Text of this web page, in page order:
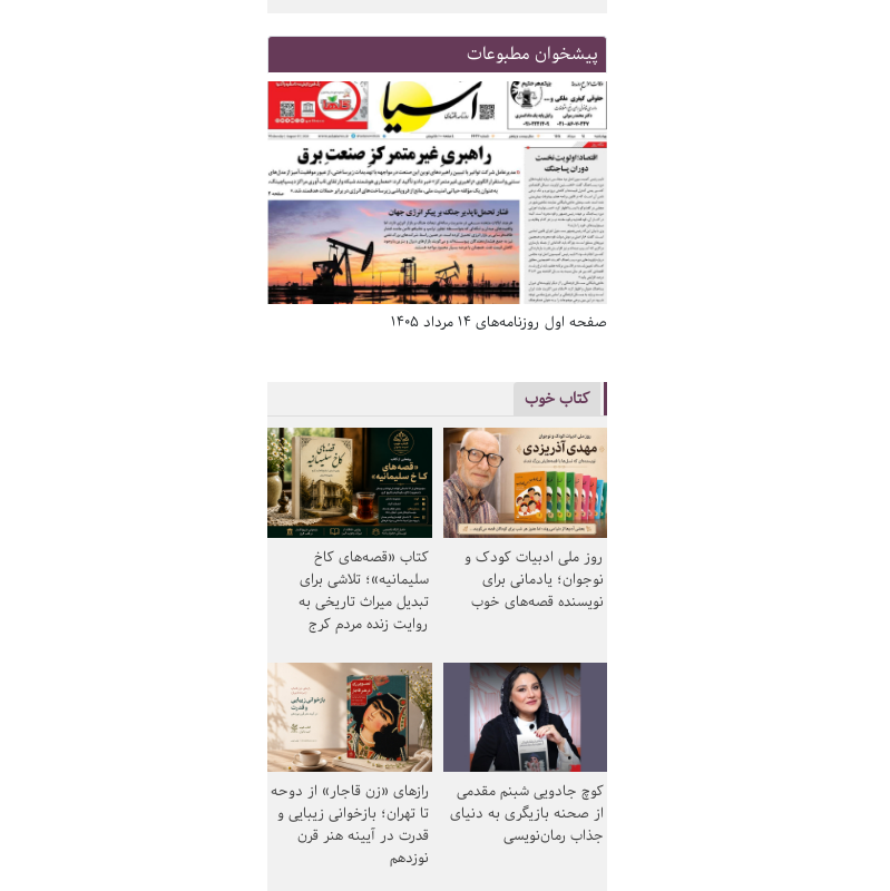
پیشخوان مطبوعات
صفحه اول روزنامه‌های 14 مرداد 1405
کتاب خوب
روز ملی ادبیات کودک و
نوجوان؛ یادمانی برای
نویسنده قصه‌های خوب
کتاب «قصه‌های کاخ
سلیمانیه»؛ تلاشی برای
تبدیل میراث تاریخی به
روایت زنده مردم کرج
کوچ جادویی شبنم مقدمی
از صحنه بازیگری به دنیای
جذاب رمان‌نویسی
رازهای «زن قاجار» از دوحه
تا تهران؛ بازخوانی زیبایی و
قدرت در آیینه هنر قرن
نوزدهم